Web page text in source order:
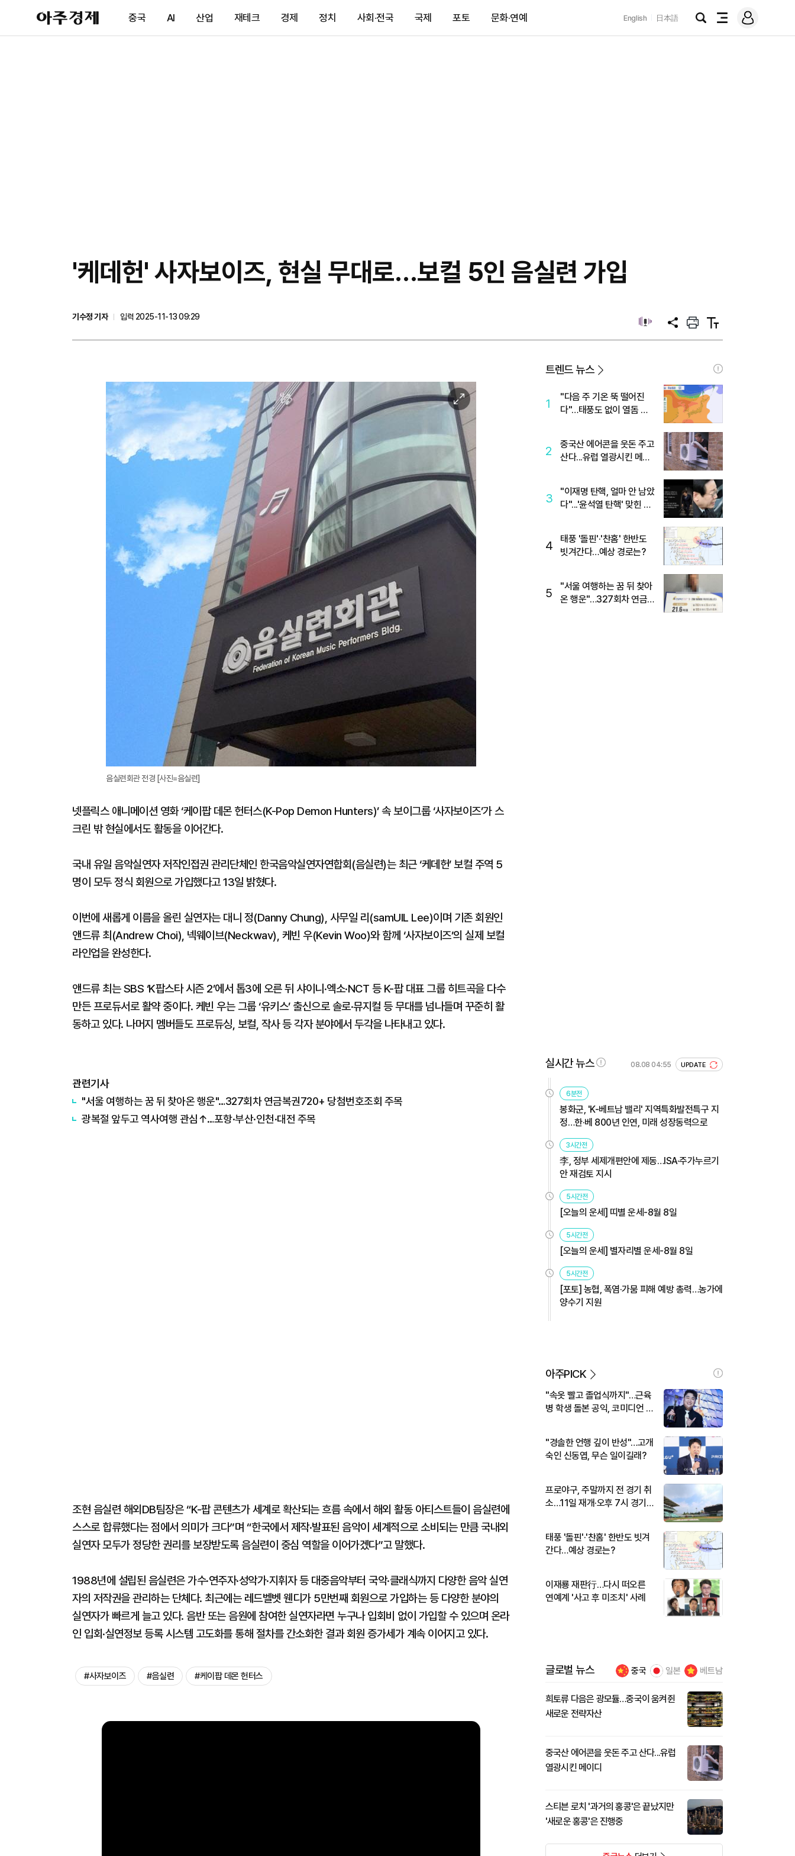
아
주
제
중국 AI 산업 재테크 경제 정치 사회·전국 국제 포토 문화·연예 English 日本語
검
전
메
그
'케데헌' 사자보이즈, 현실 무대로…보컬 5인 음실련 가입
기수정 기자
입력 2025-11-13 09:29
공
프
트
텍
트
이
미
확
대
음실련회관 전경 [사진=음실련]
넷플릭스 애니메이션 영화 ‘케이팝 데몬 헌터스(K-Pop Demon Hunters)’ 속 보이그룹 ‘사자보이즈’가 스
크린 밖 현실에서도 활동을 이어간다.
국내 유일 음악실연자 저작인접권 관리단체인 한국음악실연자연합회(음실련)는 최근 ‘케데헌’ 보컬 주역 5
명이 모두 정식 회원으로 가입했다고 13일 밝혔다.
이번에 새롭게 이름을 올린 실연자는 대니 정(Danny Chung), 사무일 리(samUIL Lee)이며 기존 회원인
앤드류 최(Andrew Choi), 넥웨이브(Neckwav), 케빈 우(Kevin Woo)와 함께 ‘사자보이즈’의 실제 보컬
라인업을 완성한다.
앤드류 최는 SBS ‘K팝스타 시즌 2’에서 톱3에 오른 뒤 샤이니·엑소·NCT 등 K-팝 대표 그룹 히트곡을 다수
만든 프로듀서로 활약 중이다. 케빈 우는 그룹 ‘유키스’ 출신으로 솔로·뮤지컬 등 무대를 넘나들며 꾸준히 활
동하고 있다. 나머지 멤버들도 프로듀싱, 보컬, 작사 등 각자 분야에서 두각을 나타내고 있다.
관련기사
"서울 여행하는 꿈 뒤 찾아온 행운"…327회차 연금복권720+ 당첨번호조회 주목
광복절 앞두고 역사여행 관심↑…포항·부산·인천·대전 주목
조현 음실련 해외DB팀장은 “K-팝 콘텐츠가 세계로 확산되는 흐름 속에서 해외 활동 아티스트들이 음실련에
스스로 합류했다는 점에서 의미가 크다”며 “한국에서 제작·발표된 음악이 세계적으로 소비되는 만큼 국내외
실연자 모두가 정당한 권리를 보장받도록 음실련이 중심 역할을 이어가겠다”고 말했다.
1988년에 설립된 음실련은 가수·연주자·성악가·지휘자 등 대중음악부터 국악·클래식까지 다양한 음악 실연
자의 저작권을 관리하는 단체다. 최근에는 레드벨벳 웬디가 5만번째 회원으로 가입하는 등 다양한 분야의
실연자가 빠르게 늘고 있다. 음반 또는 음원에 참여한 실연자라면 누구나 입회비 없이 가입할 수 있으며 온라
인 입회·실연정보 등록 시스템 고도화를 통해 절차를 간소화한 결과 회원 증가세가 계속 이어지고 있다.
#사자보이즈 #음실련 #케이팝 데몬 헌터스
트렌드 뉴스
1
"다음 주 기온 뚝 떨어진
다"…태풍도 없이 열돔 박
2
중국산 에어콘을 웃돈 주고
산다...유럽 열광시킨 메이
3
"이재명 탄핵, 얼마 안 남았
다"...'윤석열 탄핵' 맞힌 무
4
태풍 '돌핀'·'찬홈' 한반도
빗겨간다…예상 경로는?
5
"서울 여행하는 꿈 뒤 찾아
온 행운"…327회차 연금
실시간 뉴스 08.08 04:55 UPDATE
6분전
봉화군, 'K-베트남 밸리' 지역특화발전특구 지
정…한·베 800년 인연, 미래 성장동력으로
3시간전
李, 정부 세제개편안에 제동…ISA·주가누르기
안 재검토 지시
5시간전
[오늘의 운세] 띠별 운세-8월 8일
5시간전
[오늘의 운세] 별자리별 운세-8월 8일
5시간전
[포토] 농협, 폭염·가뭄 피해 예방 총력…농가에
양수기 지원
아주PICK
"속옷 빨고 졸업식까지"…근육
병 학생 돌본 공익, 코미디언 김
"경솔한 언행 깊이 반성"…고개
숙인 신동엽, 무슨 일이길래?
프로야구, 주말까지 전 경기 취
소…11일 재개·오후 7시 경기
태풍 '돌핀'·'찬홈' 한반도 빗겨
간다…예상 경로는?
이재룡 재판行…다시 떠오른
연예계 '사고 후 미조치' 사례
글로벌 뉴스 중국 일본 베트남
희토류 다음은 광모듈…중국이 움켜쥔
새로운 전략자산
중국산 에어콘을 웃돈 주고 산다...유럽
열광시킨 메이디
스티븐 로치 '과거의 홍콩'은 끝났지만
'새로운 홍콩'은 진행중